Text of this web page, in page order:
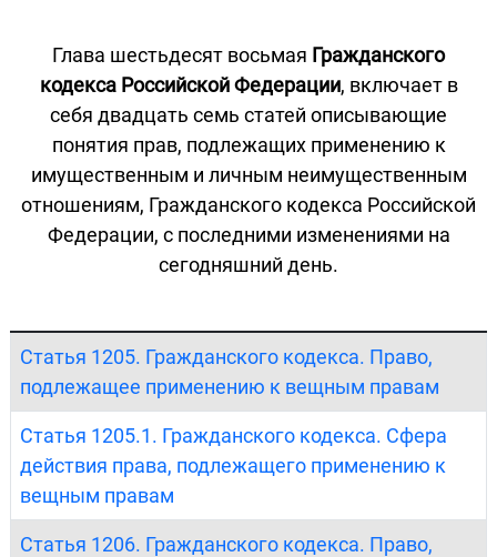
Глава шестьдесят восьмая Гражданского
кодекса Российской Федерации, включает в
себя двадцать семь статей описывающие
понятия прав, подлежащих применению к
имущественным и личным неимущественным
отношениям, Гражданского кодекса Российской
Федерации, с последними изменениями на
сегодняшний день.
Статья 1205. Гражданского кодекса. Право,
подлежащее применению к вещным правам
Статья 1205.1. Гражданского кодекса. Сфера
действия права, подлежащего применению к
вещным правам
Статья 1206. Гражданского кодекса. Право,